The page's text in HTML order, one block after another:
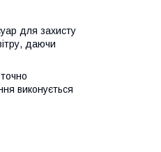
для захисту
даючи
виконується